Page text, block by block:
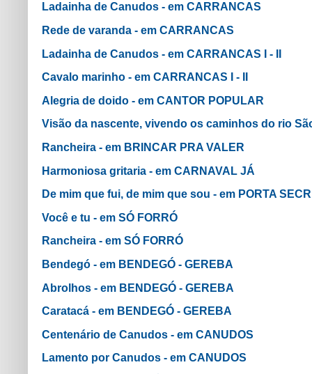
Ladainha de Canudos - em CARRANCAS
Rede de varanda - em CARRANCAS
Ladainha de Canudos - em CARRANCAS I - II
Cavalo marinho - em CARRANCAS I - II
Alegria de doido - em CANTOR POPULAR
Visão da nascente, vivendo os caminhos do rio
Rancheira - em BRINCAR PRA VALER
Harmoniosa gritaria - em CARNAVAL JÁ
De mim que fui, de mim que sou - em PORTA
Você e tu - em SÓ FORRÓ
Rancheira - em SÓ FORRÓ
Bendegó - em BENDEGÓ - GEREBA
Abrolhos - em BENDEGÓ - GEREBA
Caratacá - em BENDEGÓ - GEREBA
Centenário de Canudos - em CANUDOS
Lamento por Canudos - em CANUDOS